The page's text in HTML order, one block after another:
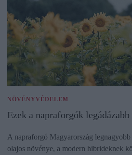
NÖVÉNYVÉDELEM
Ezek a napraforgók
A napraforgó Magyarország legnagyobb
olajos növénye, a modern hibrideknek